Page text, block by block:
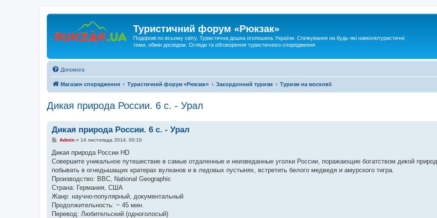
Туристичний форум «Рюкзак»
Подорожі по всьому світу. Туристична дошка оголошень України. Спілкування на будь-які навколотуристичні
теми, обмін досвідом. Огляди та обговорення туристичного спорядження
Допомога
Магазин спорядження Туристичний форум «Рюкзак» Закордонний туризм Туризм на московії
Дикая природа России. 6 с. - Урал
Дикая природа России. 6 с. - Урал
П
в
д
о
л
е
н
н
я
Admin» 14 листопада 2014, 00:10
Дикая природа России HD
Совершите уникальное путешествие в самые отдаленные и неизведанные уголки России, поражающие богатством дикой
побывать в огнедышащих кратерах вулканов и в ледовых пустынях, встретить белого медведя и амурского тигра.
Производство: BBC, National Geographic
Страна: Германия, США
Жанр: научно-популярный, документальный
Продолжительность: ~ 45 мин.
Перевод: Любительский (одноголосый)